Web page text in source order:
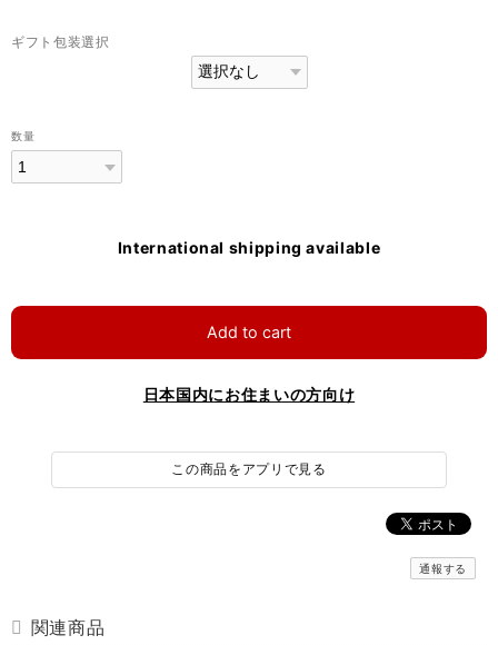
ギフト包装選択
数量
International shipping available
Add to cart
日本国内にお住まいの方向け
この商品をアプリで見る
通報する
関連商品